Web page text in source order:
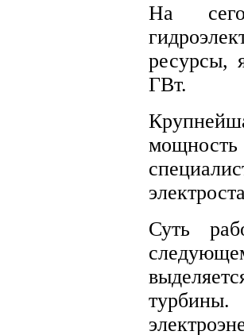
На
ресурсы,
ГВт.
мощность
Суть